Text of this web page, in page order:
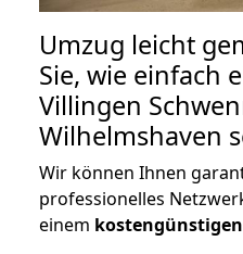
Umzug leicht
Sie, wie einfach
Villingen
Wilhelmshaven
Wir können Ihnen
professionelles
einem kostengünstigen